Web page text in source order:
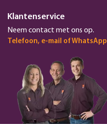
Klantenservice
Neem contact met ons op.
Telefoon, e-mail of WhatsApp